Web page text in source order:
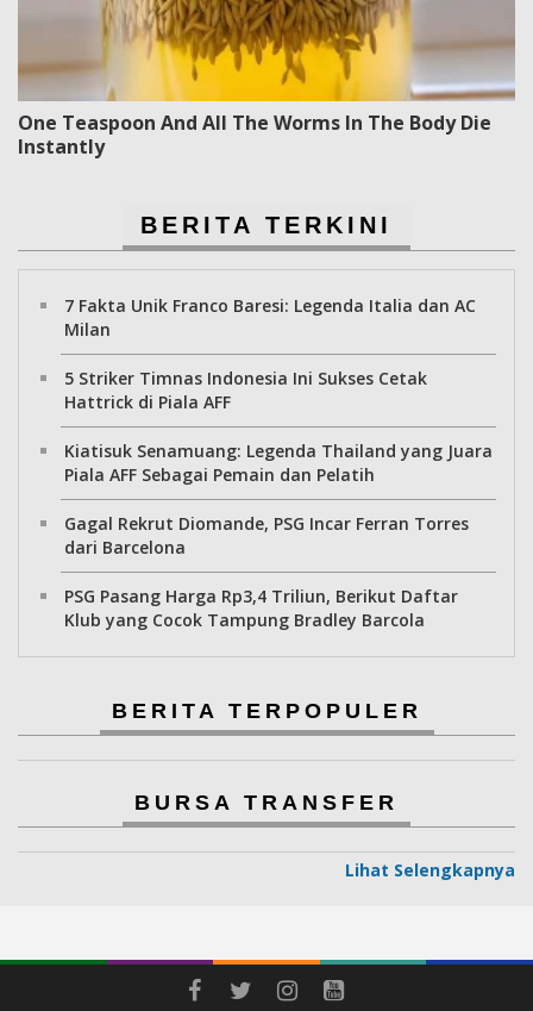
One Teaspoon And All The Worms In The Body Die
Instantly
BERITA TERKINI
7 Fakta Unik Franco Baresi: Legenda Italia dan AC
Milan
5 Striker Timnas Indonesia Ini Sukses Cetak
Hattrick di Piala AFF
Kiatisuk Senamuang: Legenda Thailand yang Juara
Piala AFF Sebagai Pemain dan Pelatih
Gagal Rekrut Diomande, PSG Incar Ferran Torres
dari Barcelona
PSG Pasang Harga Rp3,4 Triliun, Berikut Daftar
Klub yang Cocok Tampung Bradley Barcola
BERITA TERPOPULER
BURSA TRANSFER
Lihat Selengkapnya